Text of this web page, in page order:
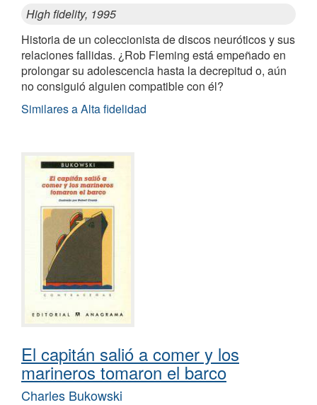
High fidelity, 1995
Historia de un coleccionista de discos neuróticos y sus
relaciones fallidas. ¿Rob Fleming está empeñado en
prolongar su adolescencia hasta la decrepitud o, aún
no consiguió alguien compatible con él?
Similares a Alta fidelidad
El capitán salió a comer y los
marineros tomaron el barco
Charles Bukowski